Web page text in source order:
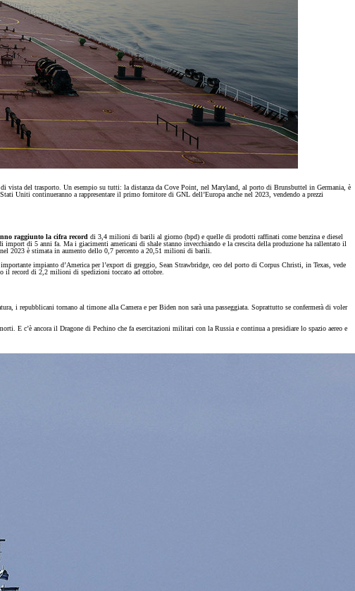
vista del trasporto. Un esempio su tutti: la distanza da Cove Point, nel Maryland, al porto di Brunsbuttel in Germania, è
Uniti continueranno a rappresentare il primo fornitore di GNL dell’Europa anche nel 2023, vendendo a prezzi
raggiunto la cifra record di 3,4 milioni di barili al giorno (bpd) e quelle di prodotti raffinati come benzina e diesel
di 5 anni fa. Ma i giacimenti americani di shale stanno invecchiando e la crescita della produzione ha rallentato il
2023 è stimata in aumento dello 0,7 percento a 20,51 milioni di barili.
importante impianto d’America per l’export di greggio, Sean Strawbridge, ceo del porto di Corpus Christi, in Texas, vede
il record di 2,2 milioni di spedizioni toccato ad ottobre.
i repubblicani tornano al timone alla Camera e per Biden non sarà una passeggiata. Soprattutto se confermerà di voler
E c’è ancora il Dragone di Pechino che fa esercitazioni militari con la Russia e continua a presidiare lo spazio aereo e